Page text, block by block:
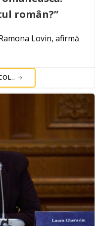
român?”
Lovin, afirmă